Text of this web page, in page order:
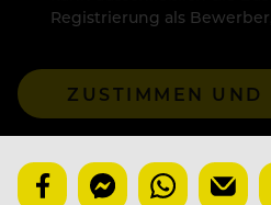
Registrierung als
ZUSTIMMEN UND